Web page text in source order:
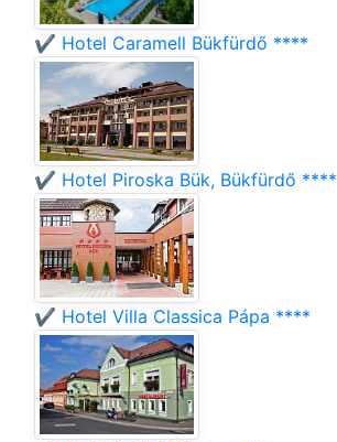
✔️ Hotel Caramell Bükfürdő ****
✔️ Hotel Piroska Bük, Bükfürdő ****
✔️ Hotel Villa Classica Pápa ****